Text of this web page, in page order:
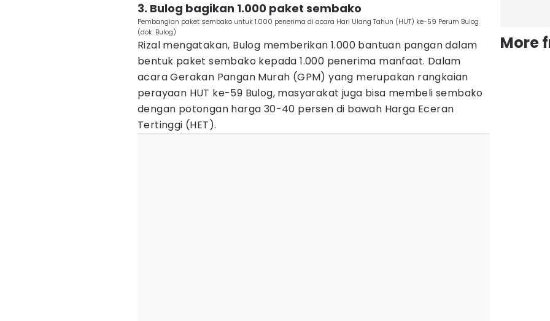
3. Bulog bagikan 1.000 paket sembako
Pembangian paket sembako untuk 1.000 penerima di acara Hari Ulang Tahun (HUT) ke-59 Perum Bulog.
(dok. Bulog)
Rizal mengatakan, Bulog memberikan 1.000 bantuan pangan dalam
bentuk paket sembako kepada 1.000 penerima manfaat. Dalam
acara Gerakan Pangan Murah (GPM) yang merupakan rangkaian
perayaan HUT ke-59 Bulog, masyarakat juga bisa membeli sembako
dengan potongan harga 30-40 persen di bawah Harga Eceran
Tertinggi (HET).
More